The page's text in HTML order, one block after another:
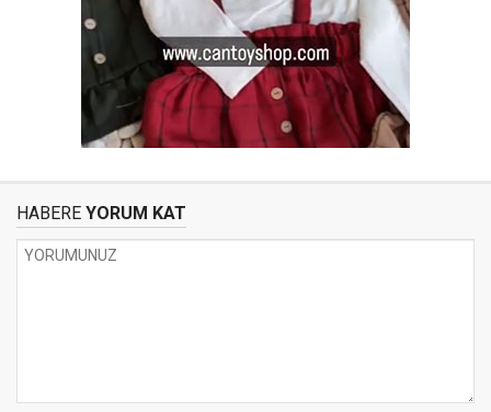
HABERE YORUM KAT